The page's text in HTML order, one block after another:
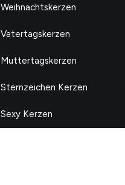
Weihnachtskerzen
Vatertagskerzen
Muttertagskerzen
Sternzeichen Kerzen
Sexy Kerzen